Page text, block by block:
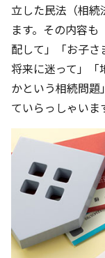
立した民法（相続
ます。その内容
配して」「お子
将来に迷って」
かという相続問
ていらっしゃいま